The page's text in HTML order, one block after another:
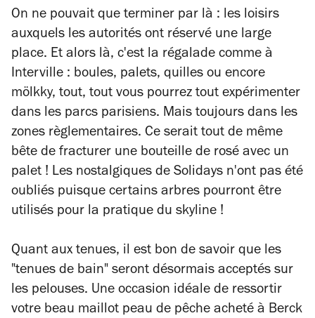
On ne pouvait que terminer par là : les loisirs
auxquels les autorités ont réservé une large
place. Et alors là, c'est la régalade comme à
Interville : boules, palets, quilles ou encore
mölkky, tout, tout vous pourrez tout expérimenter
dans les parcs parisiens. Mais toujours dans les
zones règlementaires. Ce serait tout de même
bête de fracturer une bouteille de rosé avec un
palet ! Les nostalgiques de Solidays n'ont pas été
oubliés puisque certains arbres pourront être
utilisés pour la pratique du skyline !
Quant aux tenues, il est bon de savoir que les
"tenues de bain" seront désormais acceptés sur
les pelouses. Une occasion idéale de ressortir
votre beau maillot peau de pêche acheté à Berck